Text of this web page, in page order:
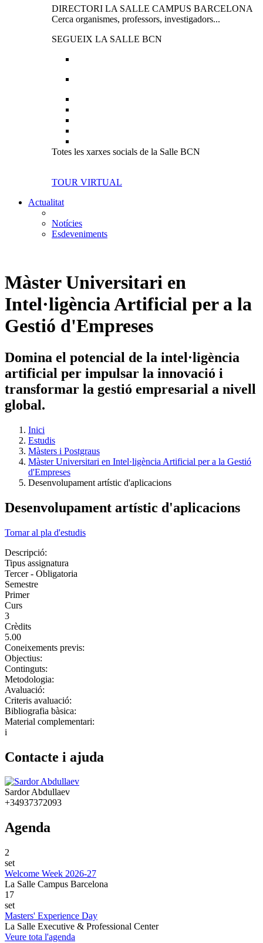
DIRECTORI LA SALLE CAMPUS BARCELONA
Cerca organismes, professors, investigadors...
SEGUEIX LA SALLE BCN
Totes les xarxes socials de la Salle BCN
TOUR VIRTUAL
Actualitat
Notícies
Esdeveniments
Màster Universitari en
Intel·ligència Artificial per a la
Gestió d'Empreses
Domina el potencial de la intel·ligència
artificial per impulsar la innovació i
transformar la gestió empresarial a nivell
global.
Inici
Estudis
Màsters i Postgraus
Màster Universitari en Intel·ligència Artificial per a la Gestió
d'Empreses
Desenvolupament artístic d'aplicacions
Desenvolupament artístic d'aplicacions
Tornar al pla d'estudis
Descripció:
Tipus assignatura
Tercer - Obligatoria
Semestre
Primer
Curs
3
Crèdits
5.00
Coneixements previs:
Objectius:
Continguts:
Metodologia:
Avaluació:
Criteris avaluació:
Bibliografia bàsica:
Material complementari:
i
Contacte i ajuda
Sardor Abdullaev
+34937372093
Agenda
2
set
Welcome Week 2026-27
La Salle Campus Barcelona
17
set
Masters' Experience Day
La Salle Executive & Professional Center
Veure tota l'agenda